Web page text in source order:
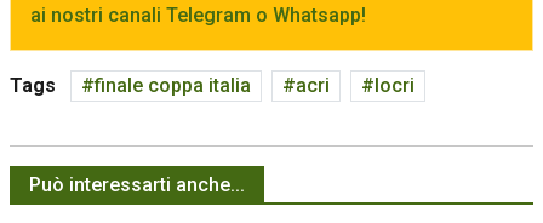
ai nostri canali Telegram o Whatsapp!
Tags finale coppa italia acri locri
Può interessarti anche...